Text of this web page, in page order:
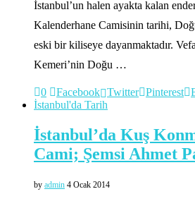
İstanbul’un halen ayakta kalan
Kalenderhane Camisinin tarihi,
eski bir kiliseye dayanmaktadır.
Kemeri’nin Doğu …
0 Facebook Twitter Pinterest
İstanbul'da Tarih
İstanbul’da Kuş
Cami; Şemsi Ahmet
by admin 4 Ocak 2014